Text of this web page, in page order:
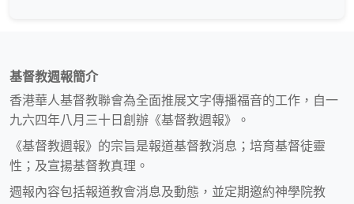
基督教週報簡介
香港華人基督教聯會為全面推展文字傳播福音的工作，自一
九六四年八月三十日創辦《基督教週報》。
《基督教週報》的宗旨是報道基督教消息；培育基督徒靈
性；及宣揚基督教真理。
週報內容包括報道教會消息及動態，並定期邀約神學院教